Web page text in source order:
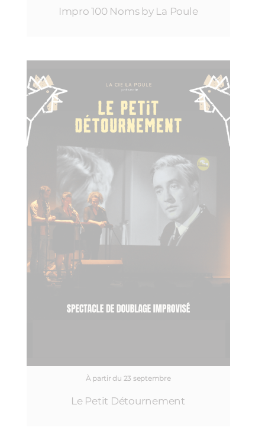
Impro 100 Noms by La Poule
À partir du 23 septembre
Le Petit Détournement